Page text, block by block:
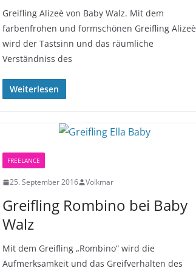
Greifling Alizeè von Baby Walz. Mit dem
farbenfrohen und formschönen Greifling Alizeè
wird der Tastsinn und das räumliche
Verständniss des
Weiterlesen
FREELANCE
25. September 2016 Volkmar
Greifling Rombino bei Baby
Walz
Mit dem Greifling „Rombino“ wird die
Aufmerksamkeit und das Greifverhalten des